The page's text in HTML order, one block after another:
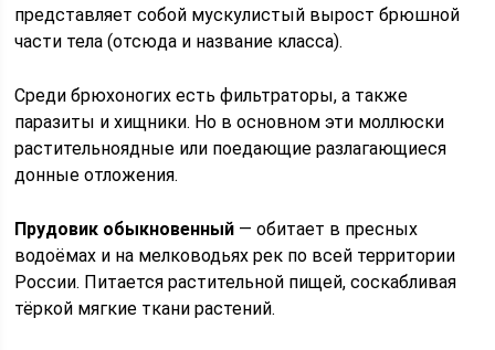
представляет собой мускулистый вырост брюшной
части тела (отсюда и название класса).
Среди брюхоногих есть фильтраторы, а также
паразиты и хищники. Но в основном эти моллюски
растительноядные или поедающие разлагающиеся
донные отложения.
Прудовик обыкновенный — обитает в пресных
водоёмах и на мелководьях рек по всей территории
России. Питается растительной пищей, соскабливая
тёркой мягкие ткани растений.